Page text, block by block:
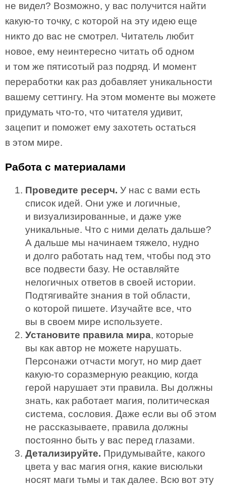
не видел? Возможно, у вас получится найти
какую-то точку, с которой на эту идею еще
никто до вас не смотрел. Читатель любит
новое, ему неинтересно читать об одном
и том же пятисотый раз подряд. И момент
переработки как раз добавляет уникальности
вашему сеттингу. На этом моменте вы можете
придумать что-то, что читателя удивит,
зацепит и поможет ему захотеть остаться
в этом мире.
Работа с материалами
Проведите ресерч. У нас с вами есть
список идей. Они уже и логичные,
и визуализированные, и даже уже
уникальные. Что с ними делать дальше?
А дальше мы начинаем тяжело, нудно
и долго работать над тем, чтобы под это
все подвести базу. Не оставляйте
нелогичных ответов в своей истории.
Подтягивайте знания в той области,
о которой пишете. Изучайте все, что
вы в своем мире используете.
Установите правила мира, которые
вы как автор не можете нарушать.
Персонажи отчасти могут, но мир дает
какую-то соразмерную реакцию, когда
герой нарушает эти правила. Вы должны
знать, как работает магия, политическая
система, сословия. Даже если вы об этом
не рассказываете, правила должны
постоянно быть у вас перед глазами.
Детализируйте. Придумывайте, какого
цвета у вас магия огня, какие висюльки
носят маги тьмы и так далее. Всю вот эту